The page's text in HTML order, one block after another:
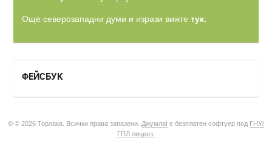
Още северозападни думи и изрази вижте тук.
ФЕЙСБУК
© © 2026 Торлака. Всички права запазени. Джумла! е безплатен софтуер под ГНУ/
ГПЛ лиценз.